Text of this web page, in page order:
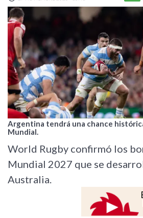
Argentina tendrá una chance
Mundial.
World Rugby confirmó los
Mundial 2027 que se
Australia.